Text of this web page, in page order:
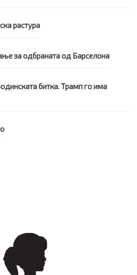
растура
за одбраната од Барселона
битка. Трамп го има